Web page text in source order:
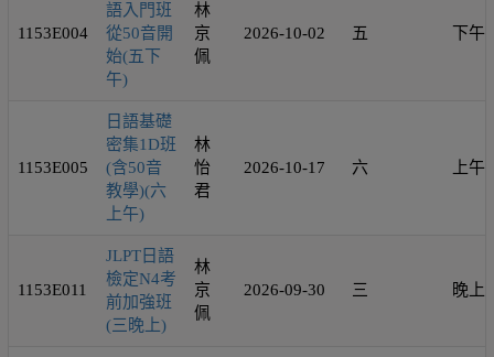
1153E004
語入門班
從50音開
始(五下
午)
林
京
佩
2026-10-02 五 下午
1153E005
日語基礎
密集1D班
(含50音
教學)(六
上午)
林
怡
君
2026-10-17 六 上午
1153E011
JLPT日語
檢定N4考
前加強班
(三晚上)
林
京
佩
2026-09-30 三 晚上